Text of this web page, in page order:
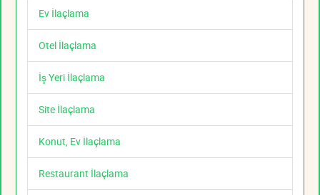
Ev İlaçlama
Otel İlaçlama
İş Yeri İlaçlama
Site İlaçlama
Konut, Ev İlaçlama
Restaurant İlaçlama